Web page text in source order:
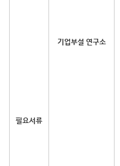
필요서류
기업부설 연구소